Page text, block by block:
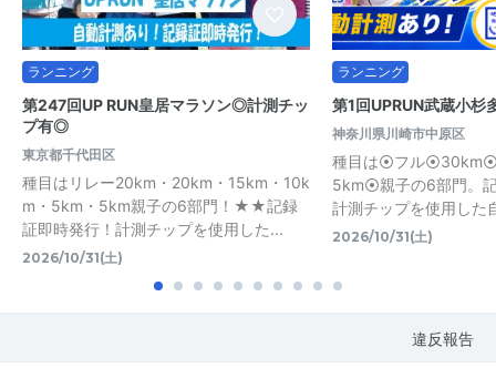
ランニング
第247回UP RUN皇居マラソン◎計測チッ
プ有◎
東京都千代田区
種目はリレー20km・20km・15km・10k
m・5km・5km親子の6部門！★★記録
証即時発行！計測チップを使用した...
2026/10/31(土)
ランニング
第1回UPRUN武蔵小杉
神奈川県川崎市中原区
種目は⦿フル
5km⦿親子の6部門。
計測チップを使用した
2026/10/31(土)
違反報告